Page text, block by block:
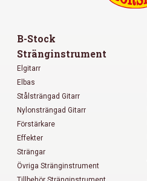
B-Stock
Stränginstrument
Elgitarr
Elbas
Stålsträngad Gitarr
Nylonsträngad Gitarr
Förstärkare
Effekter
Strängar
Övriga Stränginstrument